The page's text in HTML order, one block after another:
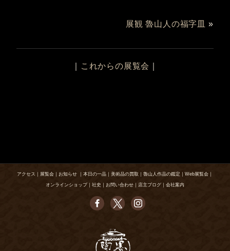
展観 魯山人の福字皿 »
これからの展覧会
アクセス ｜ 展覧会 ｜ お知らせ ｜ 本日の一品 ｜ 美術品の買取 ｜ 魯山人作品の鑑定 ｜ Web展覧会 ｜
オンラインショップ｜ 社史 ｜ お問い合わせ ｜ 店主ブログ ｜ 会社案内